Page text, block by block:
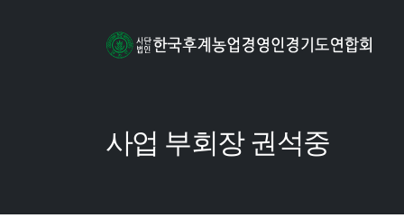
사업 부회장 권석중